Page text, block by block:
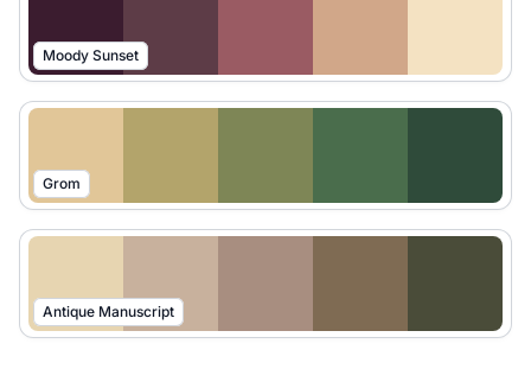
Moody Sunset
Grom
Antique Manuscript